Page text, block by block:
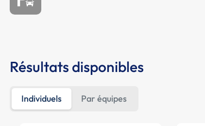
Résultats disponibles
Individuels Par équipes